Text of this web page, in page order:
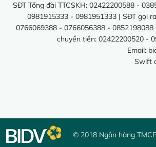
SĐT Tổng đài TTCSKH: 02422200588 -
0981915333 - 0981951333 | SĐT gọi
0766069388 - 0766056388 -
chuyển tiền: 02422200520 -
Email:
Swift
© 2018 Ngân hàng